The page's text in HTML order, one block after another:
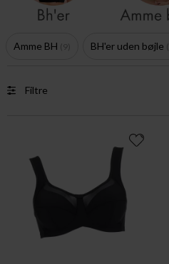
Amme BH 9 BH'er uden bøjle
Filtre